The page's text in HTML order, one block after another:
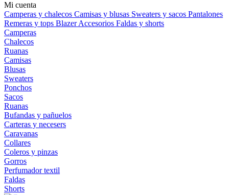
Mi cuenta
Camperas y chalecos Camisas y blusas Sweaters y sacos Pantalones
Remeras y tops BlazerAccesorios Faldas y shorts
Camperas
Chalecos
Ruanas
Camisas
Blusas
Sweaters
Ponchos
Sacos
Ruanas
Bufandas y pañuelos
Carteras y necesers
Caravanas
Collares
Coleros y pinzas
Gorros
Perfumador textil
Faldas
Shorts